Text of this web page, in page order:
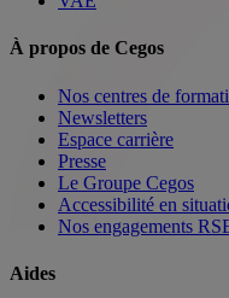
À propos de Cegos
Nos centres de
Newsletters
Espace carrière
Presse
Le Groupe Cegos
Accessibilité en
Nos engagements
Aides